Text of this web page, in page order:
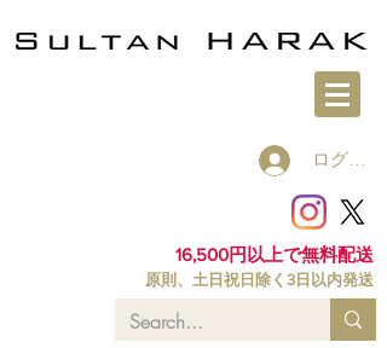
ログイン
16,500円以上で無料配送
原則、土日祝日除く3日以内発送